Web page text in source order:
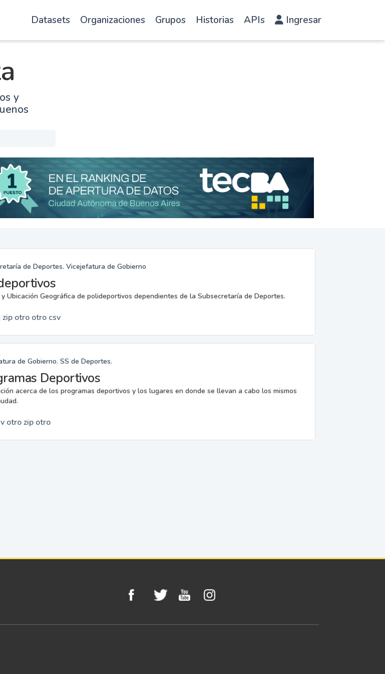
Datasets Organizaciones Grupos Historias APIs Ingresar
y
de Deportes. Vicejefatura de Gobierno
Ubicación Geográfica de polideportivos dependientes de la Subsecretaría de Deportes.
zip otro otro csv
de Gobierno. SS de Deportes.
Deportivos
acerca de los programas deportivos y los lugares en donde se llevan a cabo los mismos
otrozip otro